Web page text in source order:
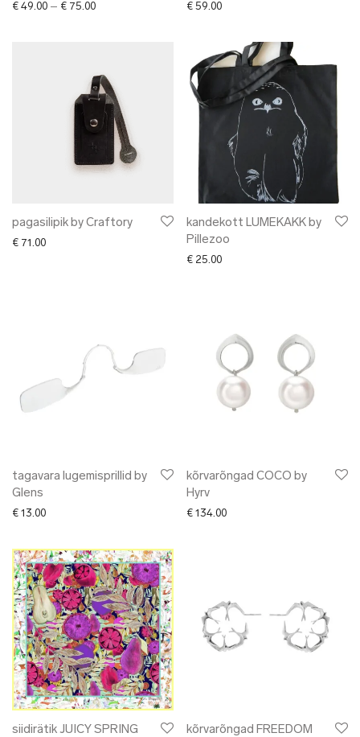
€ 49.00 – € 75.00Price range: € 49.00 through € 75.00
€ 59.00
pagasilipik by Craftory
€ 71.00
kandekott LUMEKAKK by
Pillezoo
€ 25.00
tagavara lugemisprillid by
Glens
€ 13.00
kõrvarõngad COCO by
Hyrv
€ 134.00
siidirätik JUICY SPRING
kõrvarõngad FREEDOM